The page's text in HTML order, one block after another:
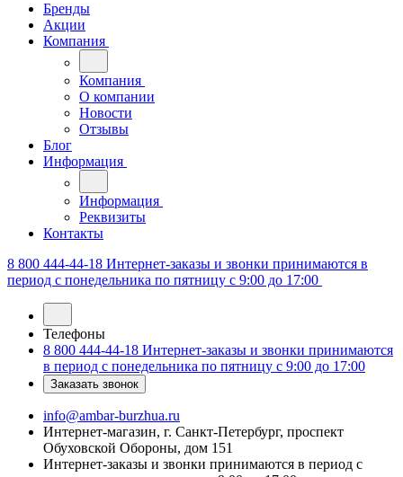
Бренды
Акции
Компания
Компания
О компании
Новости
Отзывы
Блог
Информация
Информация
Реквизиты
Контакты
8 800 444-44-18 Интернет-заказы и звонки принимаются в
период с понедельника по пятницу с 9:00 до 17:00
Телефоны
8 800 444-44-18 Интернет-заказы и звонки принимаются
в период с понедельника по пятницу с 9:00 до 17:00
Заказать звонок
info@ambar-burzhua.ru
Интернет-магазин, г. Санкт-Петербург, проспект
Обуховской Обороны, дом 151
Интернет-заказы и звонки принимаются в период с